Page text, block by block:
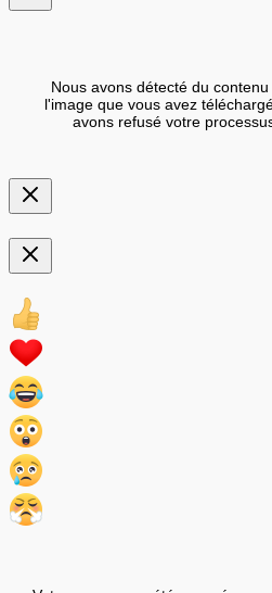
Nous avons détecté du
l'image que vous avez
avons refusé votre